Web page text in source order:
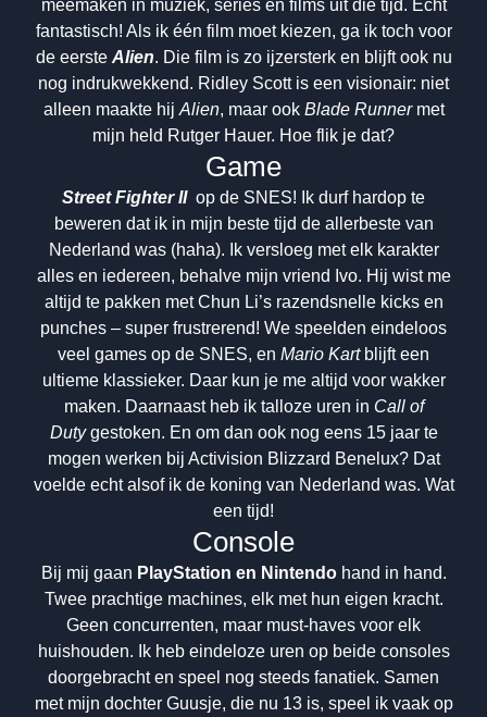
meemaken in muziek, series en films uit die tijd. Echt
fantastisch! Als ik één film moet kiezen, ga ik toch voor
de eerste Alien. Die film is zo ijzersterk en blijft ook nu
nog indrukwekkend. Ridley Scott is een visionair: niet
alleen maakte hij Alien, maar ook Blade Runnermet
mijn held Rutger Hauer. Hoe flik je dat?
Game
Street Fighter II op de SNES! Ik durf hardop te
beweren dat ik in mijn beste tijd de allerbeste van
Nederland was (haha). Ik versloeg met elk karakter
alles en iedereen, behalve mijn vriend Ivo. Hij wist me
altijd te pakken met Chun Li’s razendsnelle kicks en
punches – super frustrerend! We speelden eindeloos
veel games op de SNES, en Mario Kartblijft een
ultieme klassieker. Daar kun je me altijd voor wakker
maken. Daarnaast heb ik talloze uren in Call of
Dutygestoken. En om dan ook nog eens 15 jaar te
mogen werken bij Activision Blizzard Benelux? Dat
voelde echt alsof ik de koning van Nederland was. Wat
een tijd!
Console
Bij mij gaan PlayStation en Nintendohand in hand.
Twee prachtige machines, elk met hun eigen kracht.
Geen concurrenten, maar must-haves voor elk
huishouden. Ik heb eindeloze uren op beide consoles
doorgebracht en speel nog steeds fanatiek. Samen
met mijn dochter Guusje, die nu 13 is, speel ik vaak op